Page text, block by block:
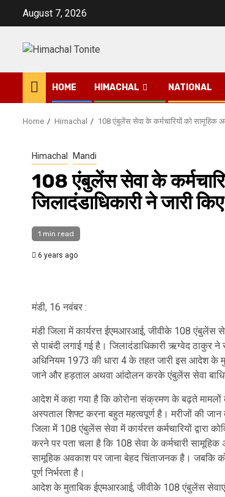
August 7, 2026
HOME HIMACHAL NATIONAL
Home Himachal 108 एंबुलेंस सेवा के कर्मचारियों को सामूहिक
Himachal Mandi
108 एंबुलेंस सेवा के
जिलादंडाधिकारी ने जारी
1 min read
6 years ago
मंडी, 16 नवंबर :
मंडी जिला में कार्यरत्त ईएमआरआई, जीवीके 108 एंबुलेंस
से पाबंदी लगाई गई है। जिलादंडाधिकारी ऋग्वेद
अधिनियम 1973 की धारा 4 के तहत जारी इस आदेश के
जाने और हड़ताल अथवा आंदोलन करके एंबुलेंस सेवा
आदेश में कहा गया है कि कोरोना संक्रमण के बढ़ते
अस्पताल शिफ्ट करना बहुत महत्वपूर्ण है। मरीजों की
जिला में 108 एंबुलेंस सेवा में कार्यरत्त कर्मचारियों
करने पर पता चला है कि 108 सेवा के कर्मचारी सामूहिक
सामूहिक अवकाश पर जाना बेहद चिंताजनक है। जबकि
पूर्ण निर्भरता है।
आदेश के मुताबिक ईएमआरआई, जीवीके 108 एंबुलेंस